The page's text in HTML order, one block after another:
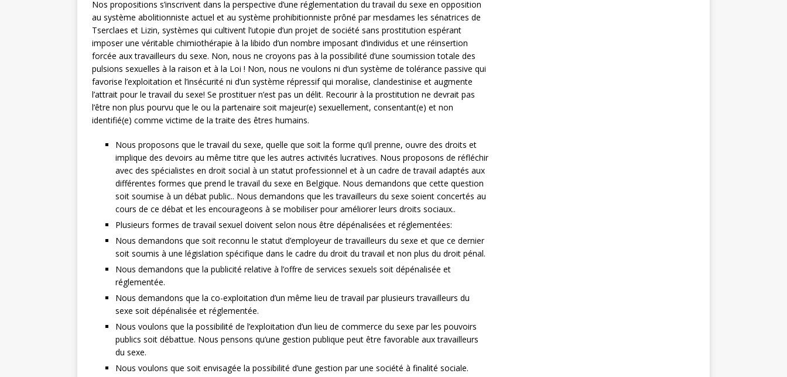
Nos propositions s’inscrivent dans la perspective d’une réglementation du travail du sexe en opposition
au système abolitionniste actuel et au système prohibitionniste prôné par mesdames les sénatrices de
Tserclaes et Lizin, systèmes qui cultivent l’utopie d’un projet de société sans prostitution espérant
imposer une véritable chimiothérapie à la libido d’un nombre imposant d’individus et une réinsertion
forcée aux travailleurs du sexe. Non, nous ne croyons pas à la possibilité d’une soumission totale des
pulsions sexuelles à la raison et à la Loi ! Non, nous ne voulons ni d’un système de tolérance passive qui
favorise l’exploitation et l’insécurité ni d’un système répressif qui moralise, clandestinise et augmente
l’attrait pour le travail du sexe! Se prostituer n’est pas un délit. Recourir à la prostitution ne devrait pas
l’être non plus pourvu que le ou la partenaire soit majeur(e) sexuellement, consentant(e) et non
identifié(e) comme victime de la traite des êtres humains.
Nous proposons que le travail du sexe, quelle que soit la forme qu’il prenne, ouvre des droits et
implique des devoirs au même titre que les autres activités lucratives. Nous proposons de réfléchir
avec des spécialistes en droit social à un statut professionnel et à un cadre de travail adaptés aux
différentes formes que prend le travail du sexe en Belgique. Nous demandons que cette question
soit soumise à un débat public.. Nous demandons que les travailleurs du sexe soient concertés au
cours de ce débat et les encourageons à se mobiliser pour améliorer leurs droits sociaux..
Plusieurs formes de travail sexuel doivent selon nous être dépénalisées et réglementées:
Nous demandons que soit reconnu le statut d’employeur de travailleurs du sexe et que ce dernier
soit soumis à une législation spécifique dans le cadre du droit du travail et non plus du droit pénal.
Nous demandons que la publicité relative à l’offre de services sexuels soit dépénalisée et
réglementée.
Nous demandons que la co-exploitation d’un même lieu de travail par plusieurs travailleurs du
sexe soit dépénalisée et réglementée.
Nous voulons que la possibilité de l’exploitation d’un lieu de commerce du sexe par les pouvoirs
publics soit débattue. Nous pensons qu’une gestion publique peut être favorable aux travailleurs
du sexe.
Nous voulons que soit envisagée la possibilité d’une gestion par une société à finalité sociale.